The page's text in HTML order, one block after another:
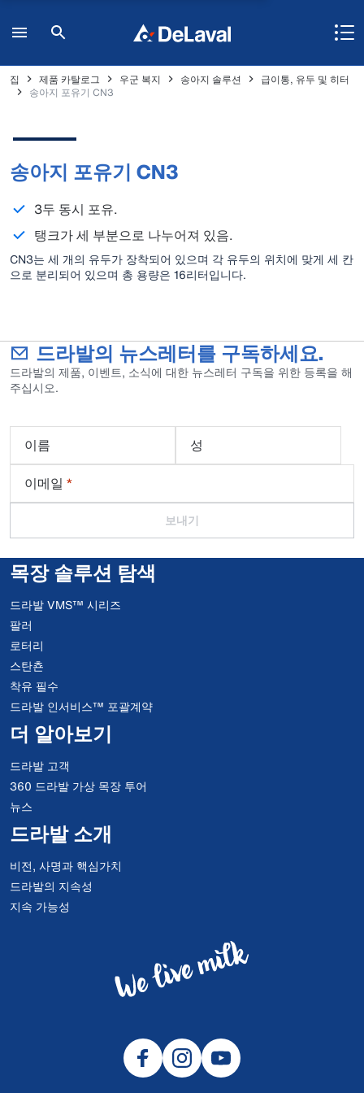
집 제품 카탈로그 우군 복지 송아지 솔루션
급이통, 유두 및 히터
송아지 포유기 CN3
송아지 포유기 CN3
3두 동시 포유.
탱크가 세 부분으로 나누어져 있음.
CN3는 세 개의 유두가 장착되어 있으며 각 유두의 위치에 맞게 세 칸
으로 분리되어 있으며 총 용량은 16리터입니다.
드라발의 뉴스레터를 구독하세요.
드라발의 제품, 이벤트, 소식에 대한 뉴스레터 구독을 위한 등록을 해
주십시오.
이름
성
이메일 *
보내기
목장 솔루션 탐색
드라발 VMS™ 시리즈
팔러
로터리
스탄쵼
착유 필수
드라발 인서비스™ 포괄계약
더 알아보기
드라발 고객
360 드라발 가상 목장 투어
뉴스
드라발 소개
비전, 사명과 핵심가치
드라발의 지속성
지속 가능성